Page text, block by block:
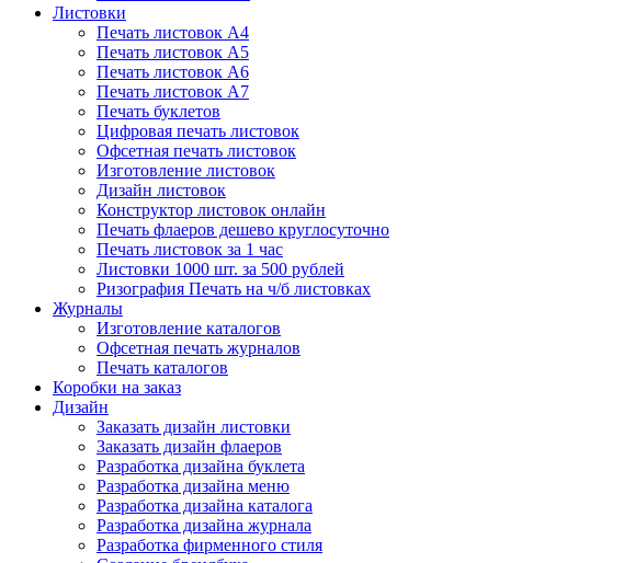
Листовки
Печать листовок А4
Печать листовок А5
Печать листовок А6
Печать листовок А7
Печать буклетов
Цифровая печать листовок
Офсетная печать листовок
Изготовление листовок
Дизайн листовок
Конструктор листовок онлайн
Печать флаеров дешево круглосуточно
Печать листовок за 1 час
Листовки 1000 шт. за 500 рублей
Ризография Печать на ч/б листовках
Журналы
Изготовление каталогов
Офсетная печать журналов
Печать каталогов
Коробки на заказ
Дизайн
Заказать дизайн листовки
Заказать дизайн флаеров
Разработка дизайна буклета
Разработка дизайна меню
Разработка дизайна каталога
Разработка дизайна журнала
Разработка фирменного стиля